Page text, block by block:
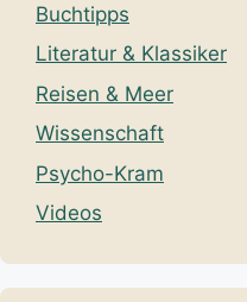
Buchtipps
Literatur & Klassiker
Reisen & Meer
Wissenschaft
Psycho-Kram
Videos